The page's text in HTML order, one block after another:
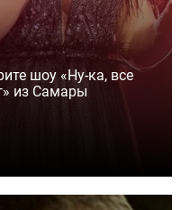
шоу «Ну-ка, все
из Самары